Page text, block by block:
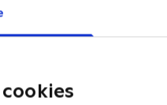
står ansigt til ansigt med